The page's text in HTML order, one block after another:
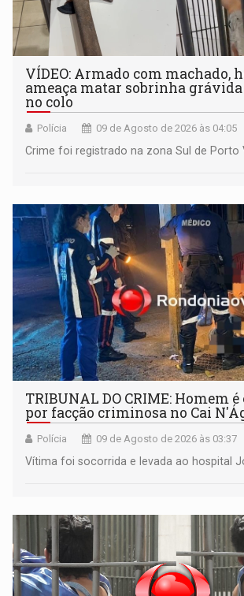
VÍDEO: Armado com machado,
ameaça matar sobrinha grávida
no colo
Polícia 09 de Agosto de 2026 às 04:05
Crime foi registrado na zona Sul de Porto
TRIBUNAL DO CRIME: Homem
por facção criminosa no Cai
Polícia 09 de Agosto de 2026 às 03:37
Vítima foi socorrida e levada ao hospital